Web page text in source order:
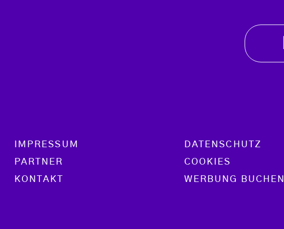
Footer menu
IMPRESSUM
PARTNER
KONTAKT
DATENSCHUTZ
COOKIES
WERBUNG BUCHEN